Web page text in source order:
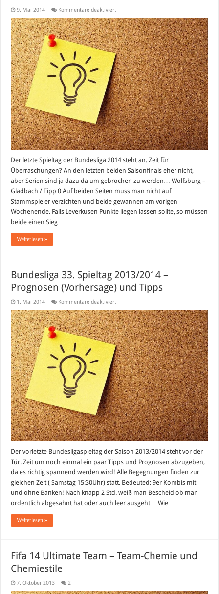
9. Mai 2014 Kommentare deaktiviertfür
Tipp:
Letzter
Spieltag
der
Saison
2013/2014
Der letzte Spieltag der Bundesliga 2014 steht an. Zeit für
Überraschungen? An den letzten beiden Saisonfinals eher nicht,
aber Serien sind ja dazu da um gebrochen zu werden… Wolfsburg –
Gladbach / Tipp 0 Auf beiden Seiten muss man nicht auf
Stammspieler verzichten und beide gewannen am vorigen
Wochenende. Falls Leverkusen Punkte liegen lassen sollte, so müssen
beide einen Sieg …
Weiterlesen »
Bundesliga 33. Spieltag 2013/2014 –
Prognosen (Vorhersage) und Tipps
1. Mai 2014 Kommentare deaktiviertfür
33.
Spieltag
2013/2014
–
Prognosen
(Vorhersage)
und
Tipps
Der vorletzte Bundesligaspieltag der Saison 2013/2014 steht vor der
Tür. Zeit um noch einmal ein paar Tipps und Prognosen abzugeben,
da es richtig spannend werden wird! Alle Begegnungen finden zur
gleichen Zeit ( Samstag 15:30Uhr) statt. Bedeuted: 9er Kombis mit
und ohne Banken! Nach knapp 2 Std. weiß man Bescheid ob man
ordentlich abgesahnt hat oder auch leer ausgeht… Wie …
Weiterlesen »
Fifa 14 Ultimate Team – Team-Chemie und
Chemiestile
7. Oktober 2013 2